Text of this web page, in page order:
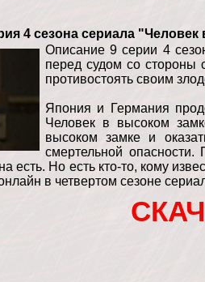
4 сезона сериала
Описание 9 серии 4
перед судом со стороны
противостоять своим
Япония и Германия
Человек в высоком
высоком замке и
смертельной
есть. Но есть кто-то, кому
в четвертом сезоне